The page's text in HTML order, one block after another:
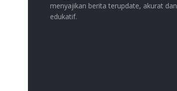
menyajikan berita terupdate, akurat dan
edukatif.